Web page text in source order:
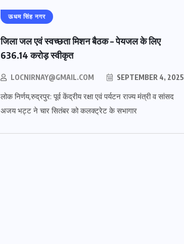
ऊधम सिंह नगर
जिला जल एवं स्वच्छता मिशन बैठक – पेयजल के लिए
636.14 करोड़ स्वीकृत
LOCNIRNAY@GMAIL.COM SEPTEMBER 4, 2025
लोक निर्णय,रुद्रपुर: पूर्व केंद्रीय रक्षा एवं पर्यटन राज्य मंत्री व सांसद
अजय भट्ट ने चार सितंबर को कलक्ट्रेट के सभागार